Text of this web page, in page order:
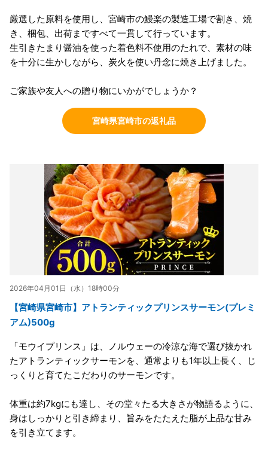
厳選した原料を使用し、宮崎市の鰻楽の製造工場で割き、焼
き、梱包、出荷まですべて一貫して行っています。
生引きたまり醤油を使った着色料不使用のたれで、素材の味
を十分に生かしながら、炭火を使い丹念に焼き上げました。
ご家族や友人への贈り物にいかがでしょうか？
宮崎県宮崎市の返礼品
2026年04月01日（水）18時00分
【宮崎県宮崎市】アトランティックプリンスサーモン(プレミ
アム)500g
「モウイプリンス」は、ノルウェーの冷涼な海で選び抜かれ
たアトランティックサーモンを、通常よりも1年以上長く、じ
っくりと育てたこだわりのサーモンです。
体重は約7kgにも達し、その堂々たる大きさが物語るように、
身はしっかりと引き締まり、旨みをたたえた脂が上品な甘み
を引き立てます。